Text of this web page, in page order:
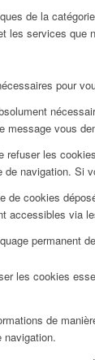
de la
les services que
pour
message vous
refuser les
de navigation. Si
de cookies
accessibles via
permanent
les cookies
de
navigation.